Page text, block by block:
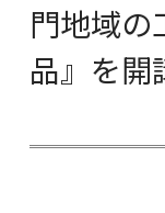
門地域の
品』を開